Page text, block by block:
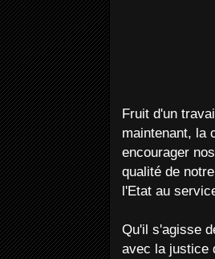
Fruit d'un
maintenant, la
encourager
qualité de
l'Etat au
Qu'il s'agisse
avec la justice